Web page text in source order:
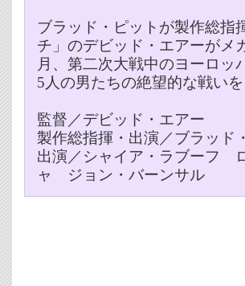
ブラッド・ピットが製作総指
チ」のデビッド・エアーがメ
月、第二次大戦中のヨーロッ
5人の男たちの絶望的な戦い
監督／デビッド・エアー
製作総指揮・出演／ブラッド
出演／シャイア・ラブーフ
ャ ジョン・バーンサル